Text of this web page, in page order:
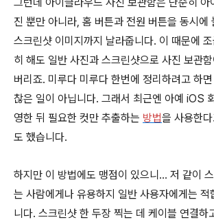
진 뿐만 아니라, 홈 버튼과 전원 버튼을 동시에
스크린샷 이미지까지 날라줍니다. 이 때문에
히 해도 일반 사진과 스크린샷으로 사진 보관
버리죠. 미루다 미루다 한번에 정리하려고 하
찮은 일이 아닙니다. 그래서 최근엔 아예 iOS
영한 뒤 필요한 컷만 추출하는 방법을 사용한
도 했습니다.
하지만 이 방법에도 맹점이 있으니... 저 같이
는 사람에게나 유용하지 일반 사용자에게는 적
니다. 스크린샷 한 두장 찍는 데 케이블 연결하